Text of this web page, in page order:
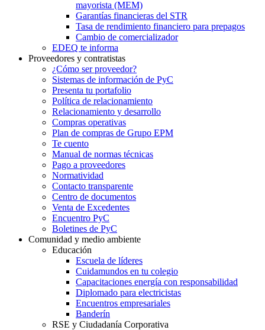
mayorista (MEM)
Garantías financieras del STR
Tasa de rendimiento financiero para prepagos
Cambio de comercializador
EDEQ te informa
Proveedores y contratistas
¿Cómo ser proveedor?
Sistemas de información de PyC
Presenta tu portafolio
Política de relacionamiento
Relacionamiento y desarrollo
Compras operativas
Plan de compras de Grupo EPM
Te cuento
Manual de normas técnicas
Pago a proveedores
Normatividad
Contacto transparente
Centro de documentos
Venta de Excedentes
Encuentro PyC
Boletines de PyC
Comunidad y medio ambiente
Educación
Escuela de líderes
Cuidamundos en tu colegio
Capacitaciones energía con responsabilidad
Diplomado para electricistas
Encuentros empresariales
Banderín
RSE y Ciudadanía Corporativa